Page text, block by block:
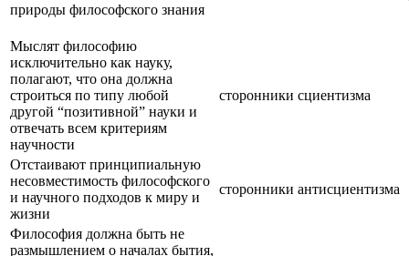
природы философского знания
Мыслят философию
исключительно как науку,
полагают, что она должна
строиться по типу любой
другой “позитивной” науки и
отвечать всем критериям
научности
сторонники сциентизма
Отстаивают принципиальную
несовместимость философского
и научного подходов к миру и
жизни
сторонники антисциентизма
Философия должна быть не
размышлением о началах бытия,